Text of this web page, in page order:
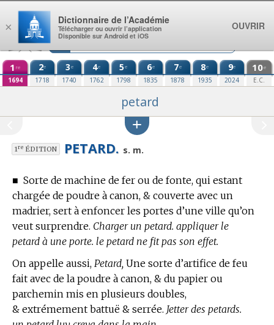
Aller au contenu
1 re
1694
2e
1718
3e
1740
4e
1762
5e
1798
6e
1835
7e
1878
8e
1935
9e
2024
10e
E.C.
petard
1reÉDITION PETARD. s. m.
■ Sorte de machine de fer ou de fonte, qui estant
chargée de poudre à canon, & couverte avec un
madrier, sert à enfoncer les portes d’une ville qu’on
veut surprendre. Charger un petard. appliquer le
petard à une porte. le petard ne fit pas son effet.
On appelle aussi, Petard, Une sorte d’artifice de feu
fait avec de la poudre à canon, & du papier ou
parchemin mis en plusieurs doubles,
& extrémement battuë & serrée. Jetter des petards.
×
Dictionnaire de l’Académie
Télécharger ou ouvrir l’application
Disponible sur Android et iOS
OUVRIR